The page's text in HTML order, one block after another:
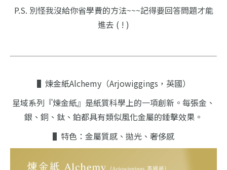
P.S. 別怪我沒給你省學費的方法~~~記得要回答問題才能
進去 ( ! )
​​▌煉金紙Alchemy（Arjowiggings，英國）
星域系列『煉金紙』是紙質科學上的一項創新。 每張金、
銀、銅、鈦、鉑都具有類似風化金屬的錘擊效果。
▌特色：金屬質感、拋光、奢侈感